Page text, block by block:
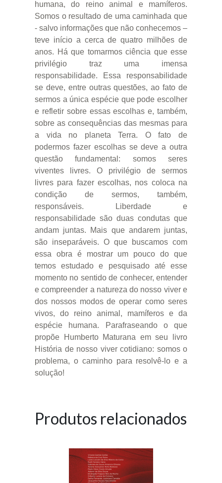
humana, do reino animal e mamíferos.
Somos o resultado de uma caminhada que
- salvo informações que não conhecemos –
teve início a cerca de quatro milhões de
anos. Há que tomarmos ciência que esse
privilégio traz uma imensa
responsabilidade. Essa responsabilidade
se deve, entre outras questões, ao fato de
sermos a única espécie que pode escolher
e refletir sobre essas escolhas e, também,
sobre as consequências das mesmas para
a vida no planeta Terra. O fato de
podermos fazer escolhas se deve a outra
questão fundamental: somos seres
viventes livres. O privilégio de sermos
livres para fazer escolhas, nos coloca na
condição de sermos, também,
responsáveis. Liberdade e
responsabilidade são duas condutas que
andam juntas. Mais que andarem juntas,
são inseparáveis. O que buscamos com
essa obra é mostrar um pouco do que
temos estudado e pesquisado até esse
momento no sentido de conhecer, entender
e compreender a natureza do nosso viver e
dos nossos modos de operar como seres
vivos, do reino animal, mamíferos e da
espécie humana. Parafraseando o que
propõe Humberto Maturana em seu livro
História de nosso viver cotidiano: somos o
problema, o caminho para resolvê-lo e a
solução!
Produtos relacionados